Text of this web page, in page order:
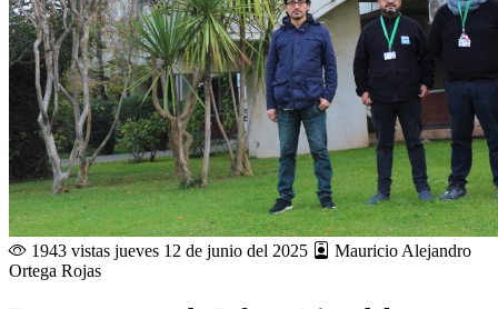
1943 vistas jueves 12 de junio del 2025
Mauricio Alejandro
Ortega Rojas